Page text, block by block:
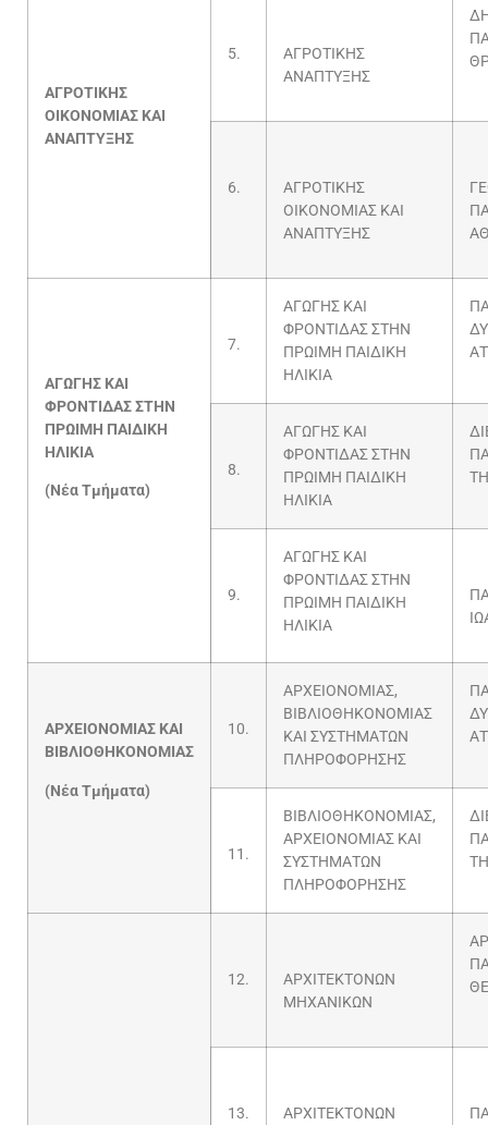
ΑΓΡΟΤΙΚΗΣ
ΟΙΚΟΝΟΜΙΑΣ ΚΑΙ
ΑΝΑΠΤΥΞΗΣ
5.
ΑΓΡΟΤΙΚΗΣ
ΑΝΑΠΤΥΞΗΣ
6.
ΑΓΡΟΤΙΚΗΣ
ΟΙΚΟΝΟΜΙΑΣ ΚΑΙ
ΑΝΑΠΤΥΞΗΣ
ΑΓΩΓΗΣ ΚΑΙ
ΦΡΟΝΤΙΔΑΣ ΣΤΗΝ
ΠΡΩΙΜΗ ΠΑΙΔΙΚΗ
ΗΛΙΚΙΑ
(Νέα Τμήματα)
7.
ΑΓΩΓΗΣ ΚΑΙ
ΦΡΟΝΤΙΔΑΣ ΣΤΗΝ
ΠΡΩΙΜΗ ΠΑΙΔΙΚΗ
ΗΛΙΚΙΑ
8.
ΑΓΩΓΗΣ ΚΑΙ
ΦΡΟΝΤΙΔΑΣ ΣΤΗΝ
ΠΡΩΙΜΗ ΠΑΙΔΙΚΗ
ΗΛΙΚΙΑ
9.
ΑΓΩΓΗΣ ΚΑΙ
ΦΡΟΝΤΙΔΑΣ ΣΤΗΝ
ΠΡΩΙΜΗ ΠΑΙΔΙΚΗ
ΗΛΙΚΙΑ
ΑΡΧΕΙΟΝΟΜΙΑΣ ΚΑΙ
ΒΙΒΛΙΟΘΗΚΟΝΟΜΙΑΣ
(Νέα Τμήματα)
10.
ΑΡΧΕΙΟΝΟΜΙΑΣ,
ΒΙΒΛΙΟΘΗΚΟΝΟΜΙΑΣ
ΚΑΙ ΣΥΣΤΗΜΑΤΩΝ
ΠΛΗΡΟΦΟΡΗΣΗΣ
11.
ΒΙΒΛΙΟΘΗΚΟΝΟΜΙΑΣ,
ΑΡΧΕΙΟΝΟΜΙΑΣ ΚΑΙ
ΣΥΣΤΗΜΑΤΩΝ
ΠΛΗΡΟΦΟΡΗΣΗΣ
12.
ΑΡΧΙΤΕΚΤΟΝΩΝ
ΜΗΧΑΝΙΚΩΝ
13.
ΑΡΧΙΤΕΚΤΟΝΩΝ